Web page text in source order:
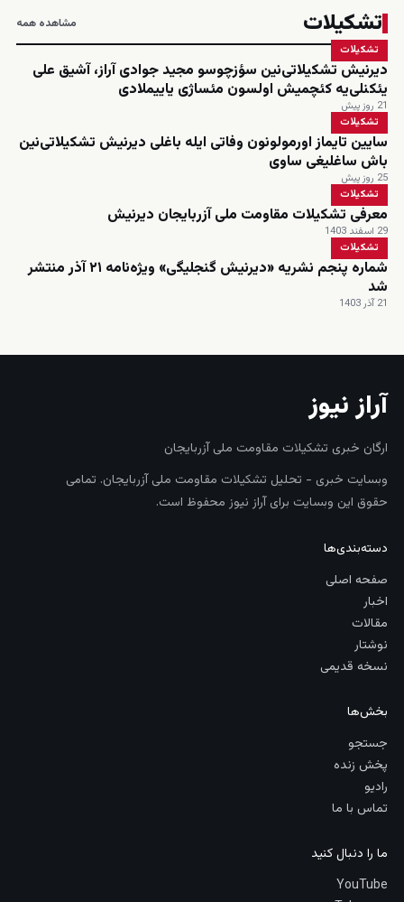
تشکیلات مشاهده همه
تشکیلات
دیرنیش تشکیلاتی‌نین سؤزچوسو مجید جوادی آراز، آشیق علی
یئکنلی‌یه کئچمیش اولسون مئساژی یاییملادی
21 روز پیش
تشکیلات
سایین تایماز اورمولونون وفاتی ایله باغلی دیرنیش تشکیلاتی‌نین
باش ساغلیغی ساوی
25 روز پیش
تشکیلات
معرفی تشکیلات مقاومت ملی آزربایجان دیرنیش
29 اسفند 1403
تشکیلات
شماره پنجم نشریه «دیرنیش گنجلیگی» ویژه‌نامه ۲۱ آذر منتشر
شد
21 آذر 1403
آراز نیوز
ارگان خبری تشکیلات مقاومت ملی آزربایجان
وبسایت خبری - تحلیل تشکیلات مقاومت ملی آزربایجان. تمامی
حقوق این وبسایت برای آراز نیوز محفوظ است.
دسته‌بندی‌ها
صفحه اصلی
اخبار
مقالات
نوشتار
نسخه قدیمی
بخش‌ها
جستجو
پخش زنده
رادیو
تماس با ما
ما را دنبال کنید
YouTube